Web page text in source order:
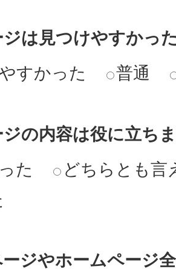
ジは見つけやすかっ
すかった
普通
ジの内容は役に立ち
た
どちらとも言
ジやホームページ